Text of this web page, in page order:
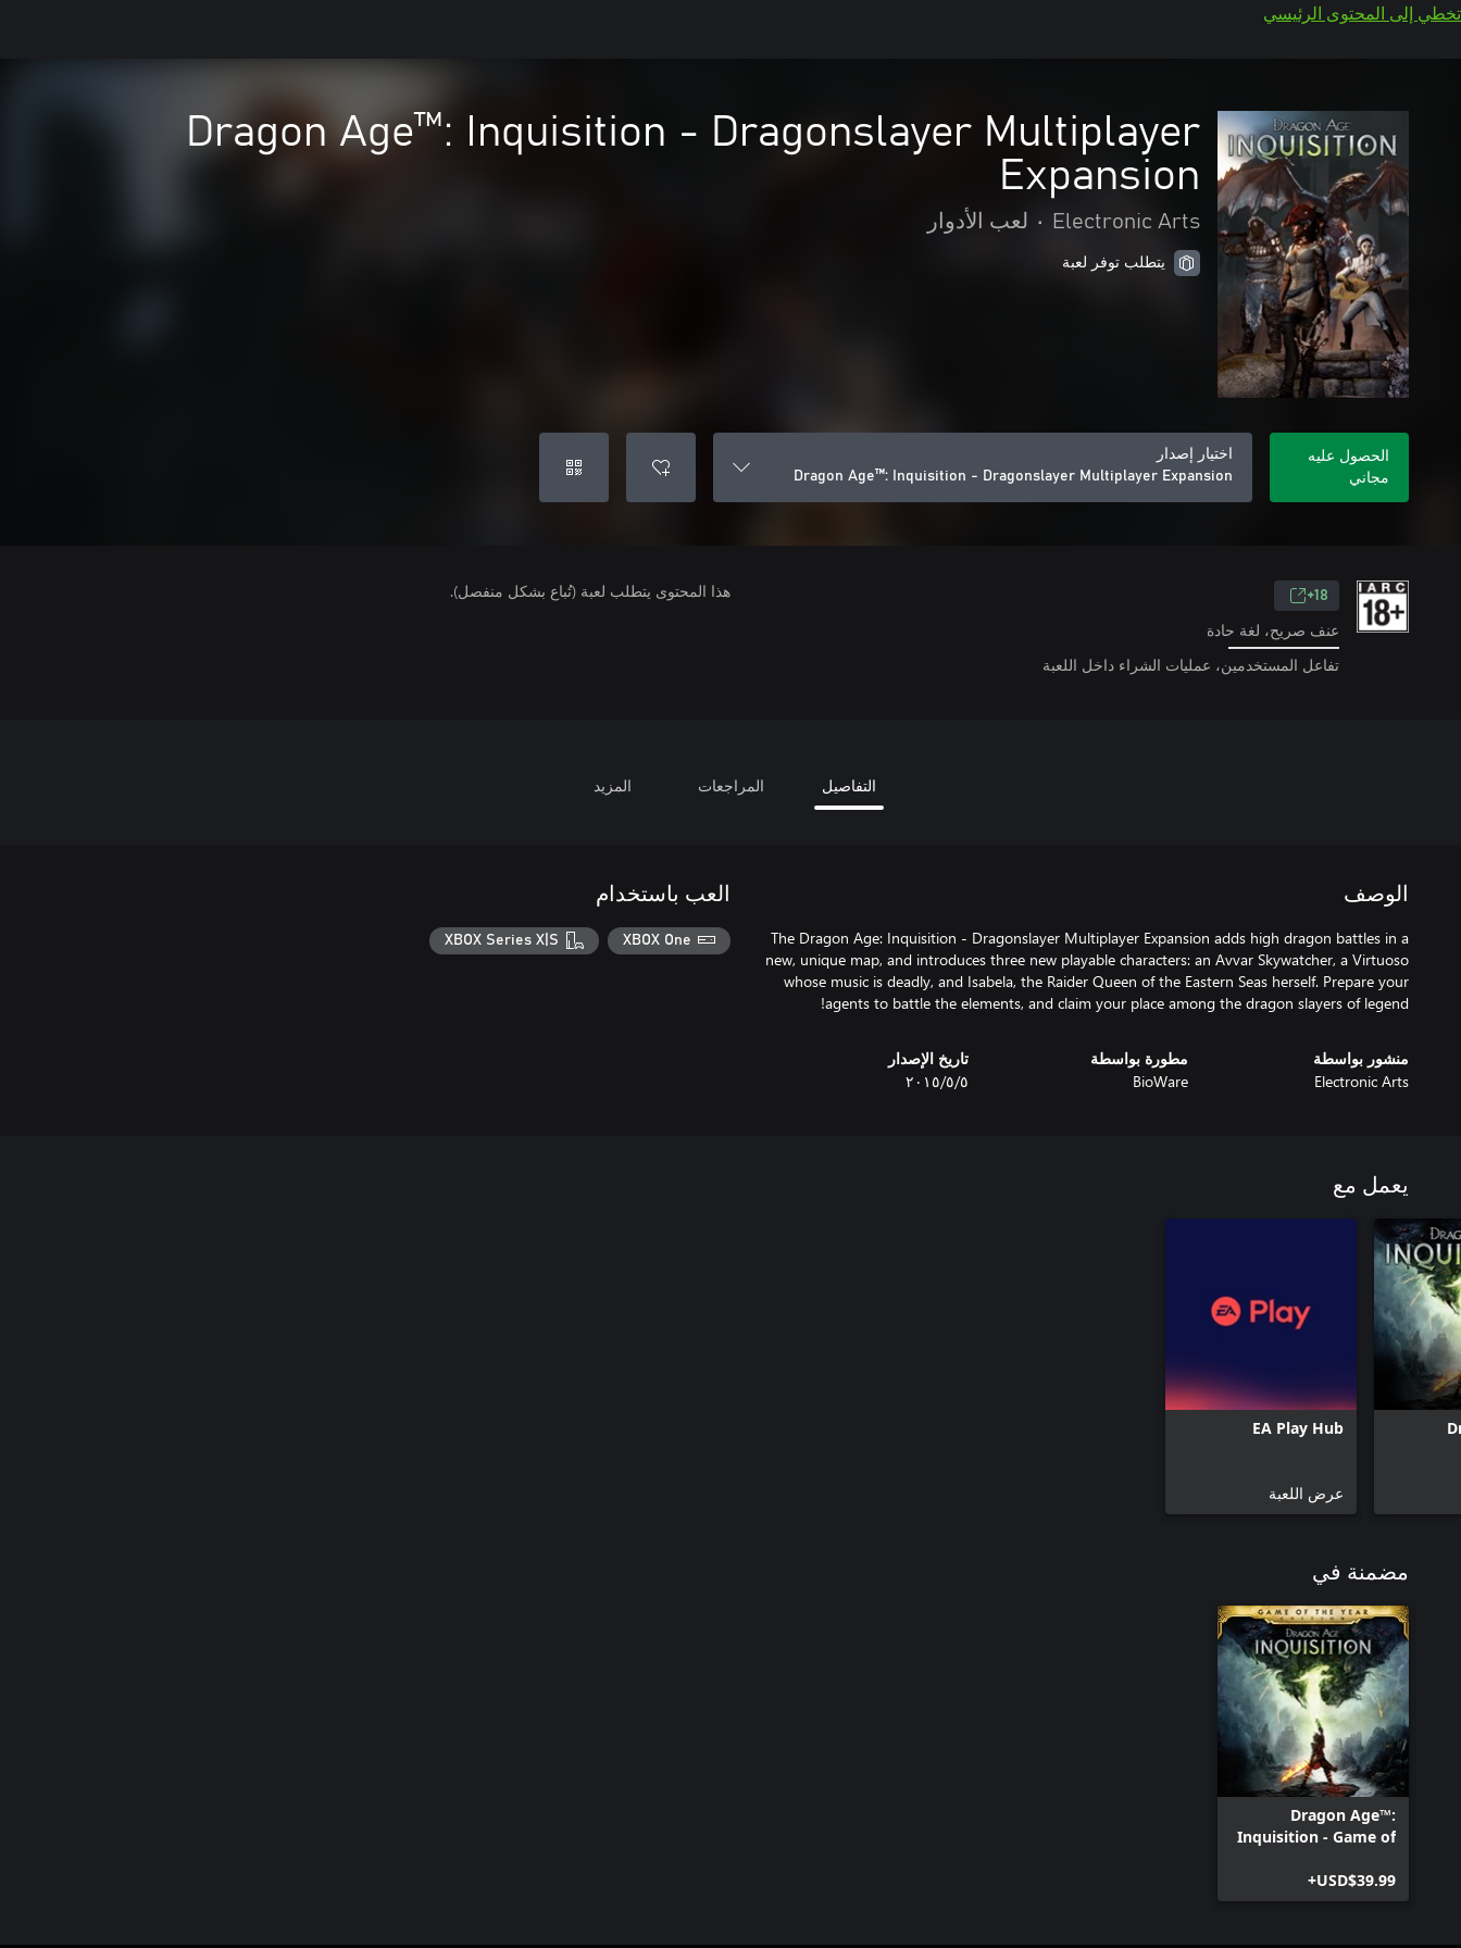
تخطي إلى المحتوى الرئيسي
Dragon Age™: Inquisition - Dragonslayer Multiplayer
Expansion
Electronic Arts
• لعب الأدوار
يتطلب توفر لعبة
الحصول عليه
مجاني
اختيار إصدار
Dragon Age™: Inquisition - Dragonslayer Multiplayer Expansion
18+
عنف صريح، لغة حادة
تفاعل المستخدمين، عمليات الشراء داخل اللعبة
هذا المحتوى يتطلب لعبة (تُباع بشكل منفصل).
التفاصيل المراجعات المزيد
الوصف
The Dragon Age: Inquisition - Dragonslayer Multiplayer Expansion adds high dragon battles in a
new, unique map, and introduces three new playable characters: an Avvar Skywatcher, a Virtuoso
whose music is deadly, and Isabela, the Raider Queen of the Eastern Seas herself. Prepare your
agents to battle the elements, and claim your place among the dragon slayers of legend!
منشور بواسطة
Electronic Arts
مطورة بواسطة
BioWare
تاريخ الإصدار
٥‏/٥‏/٢٠١٥
العب باستخدام
XBOX One
XBOX Series X|S
يعمل مع
EA Play Hub
عرض اللعبة
مضمنة في
Dragon Age™:
Inquisition - Game of
USD$39.99+